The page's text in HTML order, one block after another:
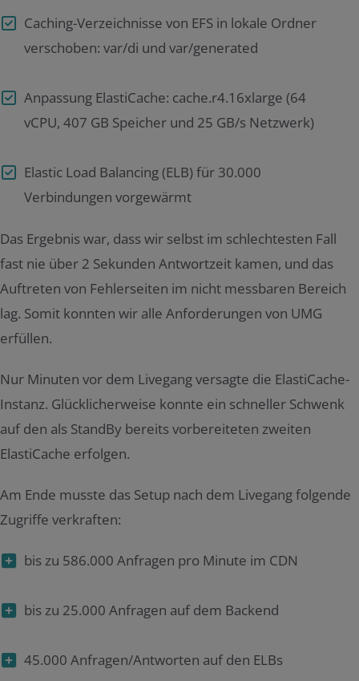
Caching-Verzeichnisse von EFS in lokale Ordner
verschoben: var/di und var/generated
Anpassung ElastiCache: cache.r4.16xlarge (64
vCPU, 407 GB Speicher und 25 GB/s Netzwerk)
Elastic Load Balancing (ELB) für 30.000
Verbindungen vorgewärmt
Das Ergebnis war, dass wir selbst im schlechtesten Fall
fast nie über 2 Sekunden Antwortzeit kamen, und das
Auftreten von Fehlerseiten im nicht messbaren Bereich
lag. Somit konnten wir alle Anforderungen von UMG
erfüllen.
Nur Minuten vor dem Livegang versagte die ElastiCache-
Instanz. Glücklicherweise konnte ein schneller Schwenk
auf den als StandBy bereits vorbereiteten zweiten
ElastiCache erfolgen.
Am Ende musste das Setup nach dem Livegang folgende
Zugriffe verkraften:
bis zu 586.000 Anfragen pro Minute im CDN
bis zu 25.000 Anfragen auf dem Backend
45.000 Anfragen/Antworten auf den ELBs